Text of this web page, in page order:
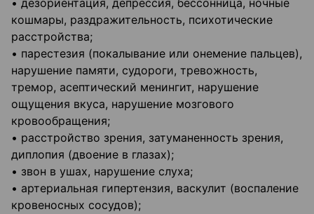
• дезориентация, депрессия, бессонница, ночные
кошмары, раздражительность, психотические
расстройства;
• парестезия (покалывание или онемение пальцев),
нарушение памяти, судороги, тревожность,
тремор, асептический менингит, нарушение
ощущения вкуса, нарушение мозгового
кровообращения;
• расстройство зрения, затуманенность зрения,
диплопия (двоение в глазах);
• звон в ушах, нарушение слуха;
• артериальная гипертензия, васкулит (воспаление
кровеносных сосудов);